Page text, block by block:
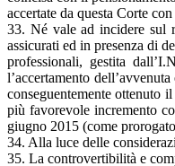
accertate da questa Corte
33. Né vale ad incidere sul
assicurati ed in presenza di
professionali, gestita
l’accertamento
conseguentemente ottenuto
più favorevole incremento
giugno 2015 (come
34. Alla luce delle
35. La controvertibilità e